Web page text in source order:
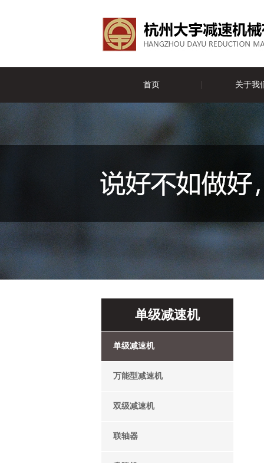
首页 关于我
单级减速机
单级减速机
万能型减速机
双级减速机
联轴器